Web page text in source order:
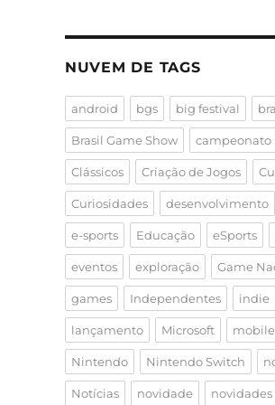
NUVEM DE TAGS
android bgs big festival
Brasil Game Show campeonato
Clássicos Criação de Jogos
Curiosidades desenvolvimento
e-sports Educação eSports
eventos exploração Game
games Independentes indie
lançamento Microsoft mobile
Nintendo Nintendo Switch
Notícias novidade novidades